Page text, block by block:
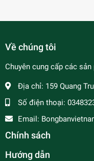
Về chúng tôi
Chuyên cung cấp các
Địa chỉ: 159 Quang
Số điện thoại:
Email:
Chính sách
Hướng dẫn